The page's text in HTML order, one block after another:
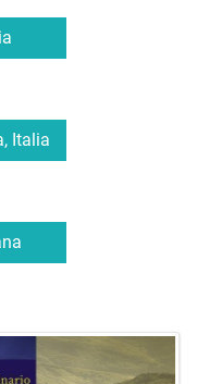
Italia